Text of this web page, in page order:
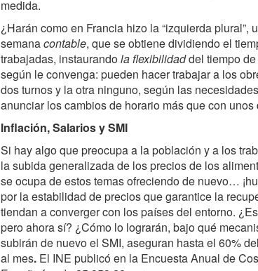
medida.
¿Harán como en Francia hizo la “izquierda plural”,
semanacontable, que se obtiene dividiendo el
trabajadas, instaurandola flexibilidaddel tiempo de
según le convenga: pueden hacer trabajar a los
dos turnos y la otra ninguno, según las
anunciar los cambios de horario más que con
Inflación, Salarios y SMI
Si hay algo que preocupa a la población y a los
la subida generalizada de los precios de los
se ocupa de estos temas ofreciendo de nuevo…
por la estabilidad de precios que garantice la
tiendan a converger con los países del entorno.
pero ahora sí? ¿Cómo lo lograrán, bajo qué
subirán de nuevo el SMI, aseguran hasta el 60%
al mes. El INE publicó en la Encuesta Anual de